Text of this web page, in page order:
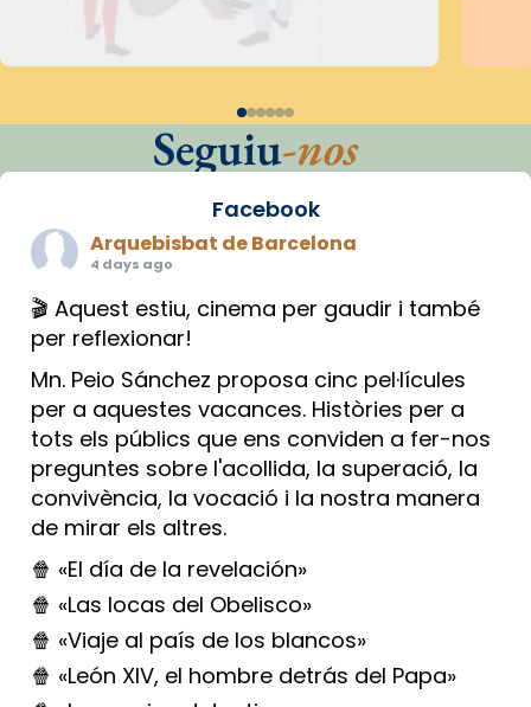
Seguiu-nos
Facebook
Arquebisbat de Barcelona
4 days ago
🎬 Aquest estiu, cinema per gaudir i també
per reflexionar!
Mn. Peio Sánchez proposa cinc pel·lícules
per a aquestes vacances. Històries per a
tots els públics que ens conviden a fer-nos
preguntes sobre l'acollida, la superació, la
convivència, la vocació i la nostra manera
de mirar els altres.
🍿 «El día de la revelación»
🍿 «Las locas del Obelisco»
🍿 «Viaje al país de los blancos»
🍿 «León XIV, el hombre detrás del Papa»